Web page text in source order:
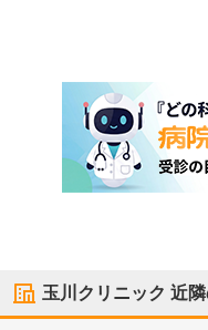
玉川クリニック 近